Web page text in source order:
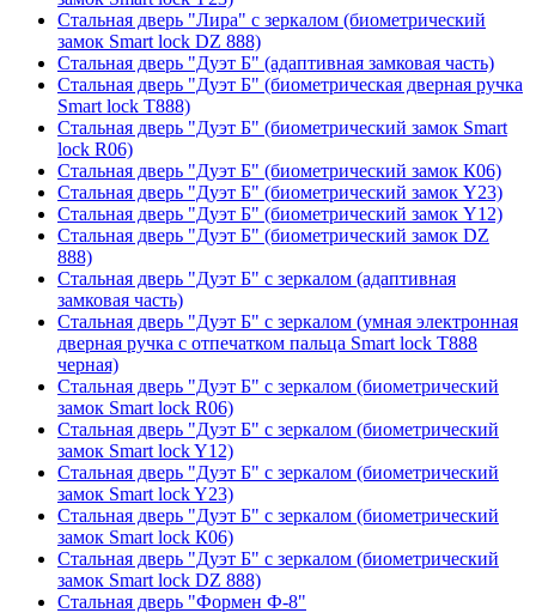
Стальная дверь "Лира" с зеркалом (биометрический
замок Smart lock DZ 888)
Стальная дверь "Дуэт Б" (адаптивная замковая часть)
Стальная дверь "Дуэт Б" (биометрическая дверная ручка
Smart lock T888)
Стальная дверь "Дуэт Б" (биометрический замок Smart
lock R06)
Стальная дверь "Дуэт Б" (биометрический замок К06)
Стальная дверь "Дуэт Б" (биометрический замок Y23)
Стальная дверь "Дуэт Б" (биометрический замок Y12)
Стальная дверь "Дуэт Б" (биометрический замок DZ
888)
Стальная дверь "Дуэт Б" с зеркалом (адаптивная
замковая часть)
Стальная дверь "Дуэт Б" с зеркалом (умная электронная
дверная ручка с отпечатком пальца Smart lock T888
черная)
Стальная дверь "Дуэт Б" с зеркалом (биометрический
замок Smart lock R06)
Стальная дверь "Дуэт Б" с зеркалом (биометрический
замок Smart lock Y12)
Стальная дверь "Дуэт Б" с зеркалом (биометрический
замок Smart lock Y23)
Стальная дверь "Дуэт Б" с зеркалом (биометрический
замок Smart lock К06)
Стальная дверь "Дуэт Б" с зеркалом (биометрический
замок Smart lock DZ 888)
Стальная дверь "Формен Ф-8"